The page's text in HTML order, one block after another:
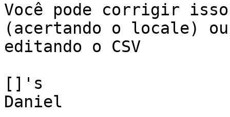
Você pode corrigir
(acertando o locale) ou
editando o CSV
[]'s
Daniel